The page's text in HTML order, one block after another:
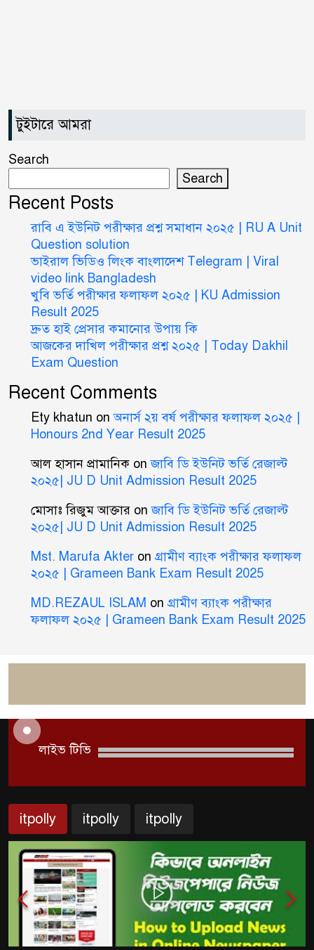
জান্নাত তোহার ভাইরাল ভিডিও |
Jannat Toha Video viral
টুইটারে আমরা
Search
Search
Recent Posts
রাবি এ ইউনিট পরীক্ষার প্রশ্ন সমাধান ২০২৫ | RU A Unit
Question solution
ভাইরাল ভিডিও লিংক বাংলাদেশ Telegram | Viral
video link Bangladesh
খুবি ভর্তি পরীক্ষার ফলাফল ২০২৫ | KU Admission
Result 2025
দ্রুত হাই প্রেসার কমানোর উপায় কি
আজকের দাখিল পরীক্ষার প্রশ্ন ২০২৫ | Today Dakhil
Exam Question
Recent Comments
Ety khatun onঅনার্স ২য় বর্ষ পরীক্ষার ফলাফল ২০২৫ |
Honours 2nd Year Result 2025
আল হাসান প্রামানিক onজাবি ডি ইউনিট ভর্তি রেজাল্ট
২০২৫| JU D Unit Admission Result 2025
মোসাঃ রিজুম আক্তার onজাবি ডি ইউনিট ভর্তি রেজাল্ট
২০২৫| JU D Unit Admission Result 2025
Mst. Marufa Akter on গ্রামীণ ব্যাংক পরীক্ষার ফলাফল
২০২৫ | Grameen Bank Exam Result 2025
MD.REZAUL ISLAM on গ্রামীণ ব্যাংক পরীক্ষার
ফলাফল ২০২৫ | Grameen Bank Exam Result 2025
লাইভ টিভি
itpolly itpolly itpolly